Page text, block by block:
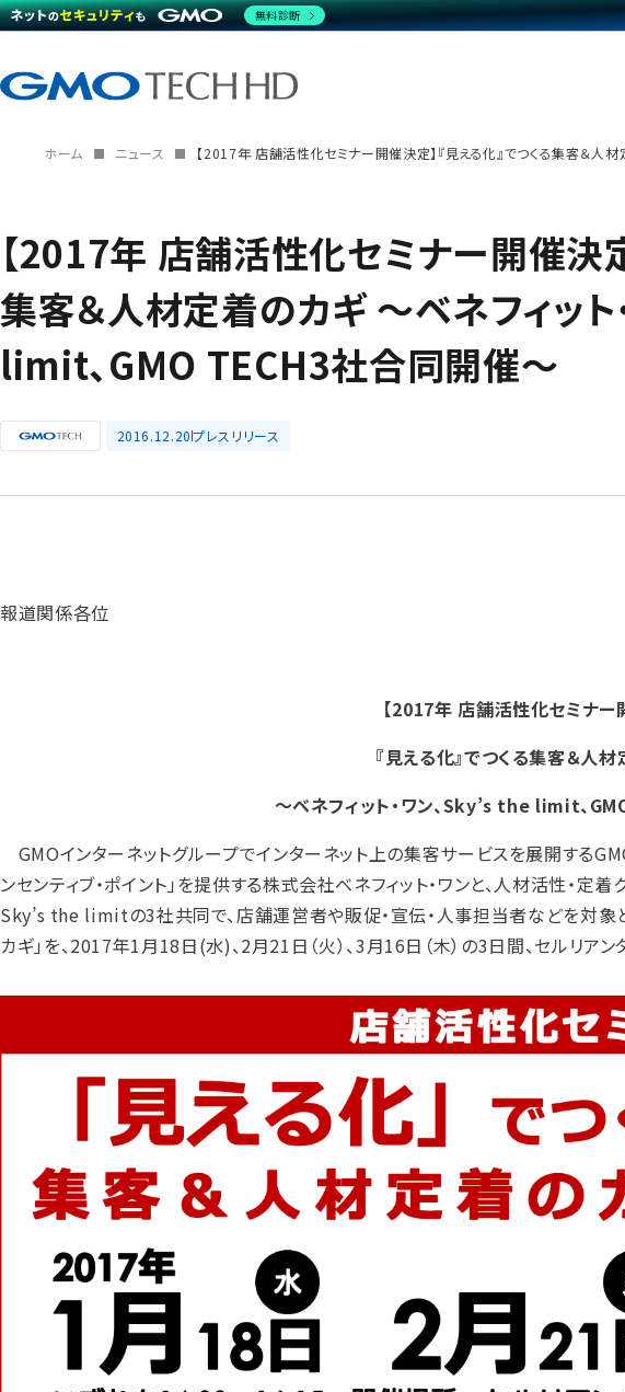
ホーム ニュース 【2017年 店舗活性化セミナー開催決定】『見える化』でつくる集客＆
【2017年 店舗活性化セミナー開催決定
集客＆人材定着のカギ ～ベネフィット
limit、GMO TECH3社合同開催～
2016.12.20プレスリリース
報道関係各位
【2017年 店舗活性化セミナー
『見える化』でつくる集客＆人
～ベネフィット・ワン、Sky’s the limit、
GMOインターネットグループでインターネット上の集客サービスを展開する
ンセンティブ・ポイント」を提供する株式会社ベネフィット・ワンと、人材活性・
Sky’s the limitの3社共同で、店舗運営者や販促・宣伝・人事担当者などを対象
カギ」を、2017年1月18日(水)、2月21日（火）、3月16日（木）の3日間、セルリアン
無料診断